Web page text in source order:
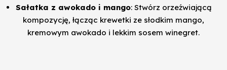
Sałatka z awokado i mango: Stwórz orzeźwiającą
kompozycję, łącząc krewetki ze słodkim mango,
kremowym awokado i lekkim sosem winegret.